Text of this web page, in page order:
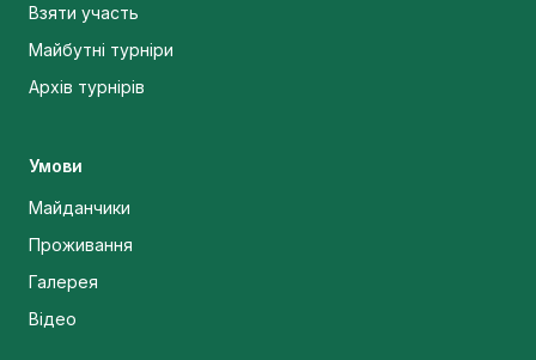
Взяти участь
Майбутні турніри
Архів турнірів
Умови
Майданчики
Проживання
Галерея
Відео